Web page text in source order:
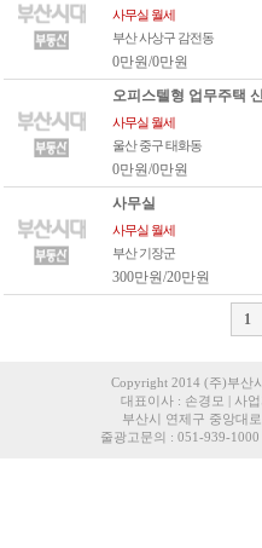
사무실 월세
부산 사상구 감전동
0만원/0만원
오피스텔형 업무주택
사무실 월세
울산 중구 태화동
0만원/0만원
사무실
사무실 월세
부산 기장군
300만원/20만원
1
Copyright 2014 (주)부산
대표이사 : 손경모 | 사
부산시 연제구 중앙대
줄광고문의 : 051-939-